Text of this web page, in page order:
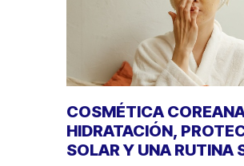
COSMÉTICA
HIDRATACIÓN,
SOLAR Y UNA RUTINA